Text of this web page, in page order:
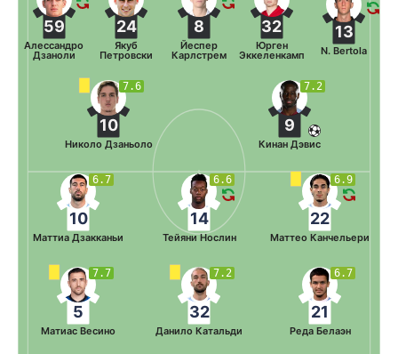
13
N. Bertola
32
Юрген
Эккеленкамп
8
Йеспер
Карлстрем
24
Якуб
Петровски
59
Алессандро
Дзаноли
7.2
9
Кинан Дэвис
7.6
10
Николо Дзаньоло
7.7
5
Матиас Весино
7.2
32
Данило Катальди
6.7
21
Реда Белаэн
6.7
10
Маттиа Дзакканьи
6.6
14
Тейяни Нослин
6.9
22
Маттео Канчельери